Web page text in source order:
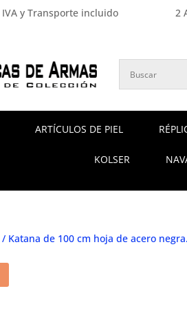
IVA y Transporte incluido 2
ARTÍCULOS DE PIEL
KOLSER
/ Katana de 100 cm hoja de acero negra.